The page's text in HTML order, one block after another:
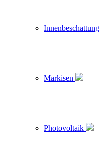
Innenbeschattung
Markisen
Photovoltaik